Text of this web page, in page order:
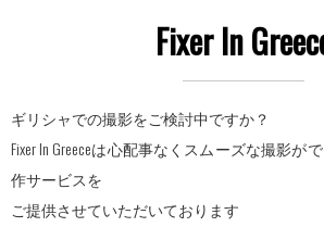
Fixer In
ギリシャでの撮影をご検討中ですか？
Fixer In Greeceは心配事なくスムーズな撮影が
作サービスを
ご提供させていただいております